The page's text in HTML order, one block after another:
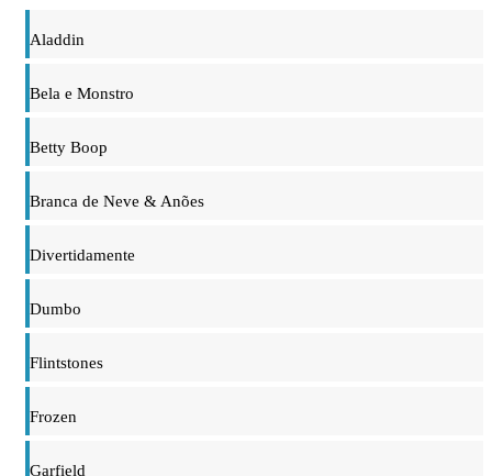
Aladdin
Bela e Monstro
Betty Boop
Branca de Neve & Anões
Divertidamente
Dumbo
Flintstones
Frozen
Garfield